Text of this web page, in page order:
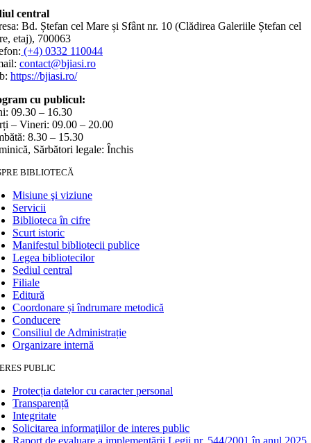
central
Bd. Ștefan cel Mare și Sfânt nr. 10 (Clădirea Galeriile Ștefan cel
etaj), 700063
(+4) 0332 110044
contact@bjiasi.ro
https://bjiasi.ro/
cu publicul:
09.30 – 16.30
– Vineri: 09.00 – 20.00
8.30 – 15.30
Sărbători legale: Închis
BIBLIOTECĂ
Misiune şi viziune
Servicii
Biblioteca în cifre
Scurt istoric
Manifestul bibliotecii publice
Legea bibliotecilor
Sediul central
Filiale
Editură
Coordonare și îndrumare metodică
Conducere
Consiliul de Administrație
Organizare internă
PUBLIC
Protecția datelor cu caracter personal
Transparență
Integritate
Solicitarea informaţiilor de interes public
Raport de evaluare a implementării Legii nr. 544/2001 în anul 2025